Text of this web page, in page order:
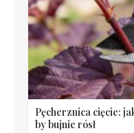
Pęcherznica cięcie:
by bujnie rósł